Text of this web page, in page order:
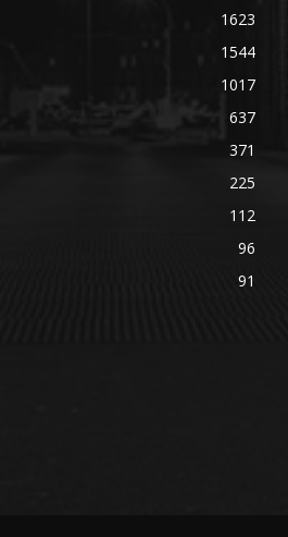
1623
1544
1017
637
371
225
112
96
91